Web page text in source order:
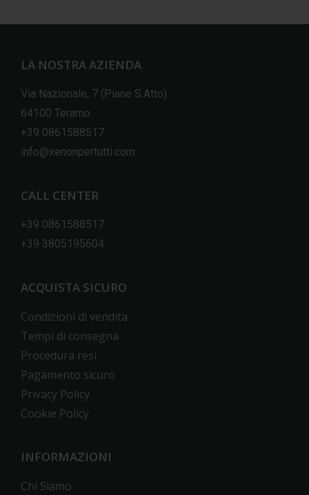
LA NOSTRA AZIENDA
Via Nazionale, 7 (Piane S.Atto)
64100 Teramo
+39 0861588517
info@xenonpertutti.com
CALL CENTER
+39 0861588517
+39 3805195604
ACQUISTA SICURO
Condizioni di vendita
Tempi di consegna
Procedura resi
Pagamento sicuro
Privacy Policy
Cookie Policy
INFORMAZIONI
Chi Siamo